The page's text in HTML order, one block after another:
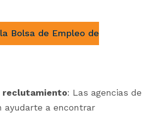
Bolsa de Empleo de
reclutamiento: Las agencias de
ayudarte a encontrar